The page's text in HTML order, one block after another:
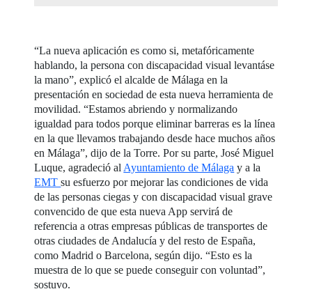
“La nueva aplicación es como si, metafóricamente
hablando, la persona con discapacidad visual levantáse
la mano”, explicó el alcalde de Málaga en la
presentación en sociedad de esta nueva herramienta de
movilidad. “Estamos abriendo y normalizando
igualdad para todos porque eliminar barreras es la línea
en la que llevamos trabajando desde hace muchos años
en Málaga”, dijo de la Torre. Por su parte, José Miguel
Luque, agradeció al Ayuntamiento de Málaga y a la
EMTsu esfuerzo por mejorar las condiciones de vida
de las personas ciegas y con discapacidad visual grave
convencido de que esta nueva App servirá de
referencia a otras empresas públicas de transportes de
otras ciudades de Andalucía y del resto de España,
como Madrid o Barcelona, según dijo. “Esto es la
muestra de lo que se puede conseguir con voluntad”,
sostuvo.